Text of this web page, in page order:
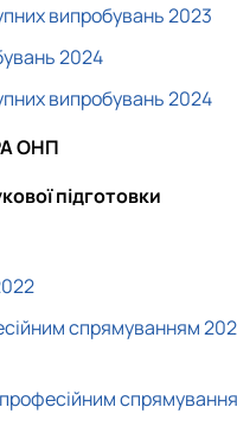
випробувань 2023
2024
випробувань 2024
ОНП
підготовки
спрямуванням 202
спрямування